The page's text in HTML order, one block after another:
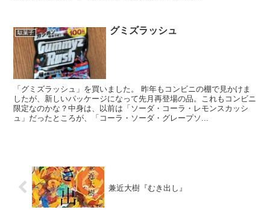
駄菓子 グミズラッシュ
「グミズラッシュ」を買いました。 昨年もコンビニの棚で見かけま
したが、新しいパッケージになって先月再登場の品。これもコンビニ
限定なのかな？中身は、以前は「ソーダ・コーラ・レモンスカッシ
ュ」だったところが、「コーラ・ソーダ・グレープソ...
兼近大樹『むき出し』